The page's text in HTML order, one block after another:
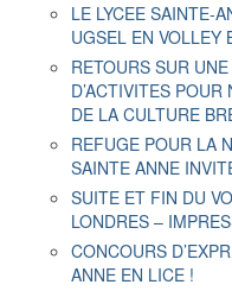
LE LYCEE SAINTE-
UGSEL EN VOLLEY
RETOURS SUR
D’ACTIVITES
DE LA CULTURE
REFUGE POUR LA
SAINTE ANNE
SUITE ET FIN DU
LONDRES –
CONCOURS
ANNE EN LICE !